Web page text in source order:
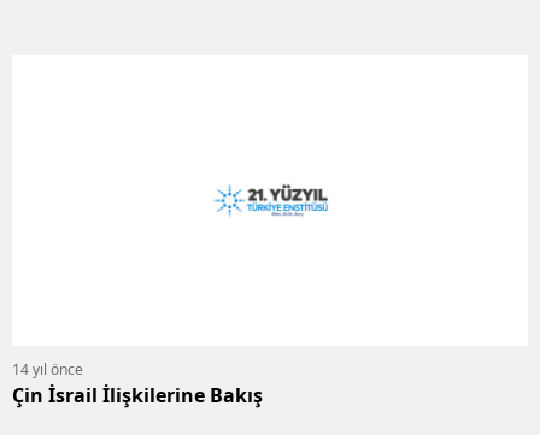
14 yıl önce
Çin İsrail İlişkilerine Bakış